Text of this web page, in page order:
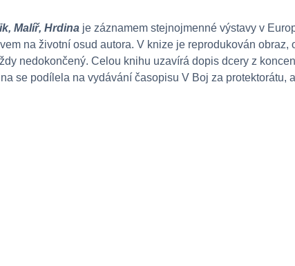
Malíř, Hrdina je záznamem stejnojmenné výstavy v
na životní osud autora. V knize je reprodukován obraz,
nedokončený. Celou knihu uzavírá dopis dcery z
se podílela na vydávání časopisu V Boj za protektorátu,